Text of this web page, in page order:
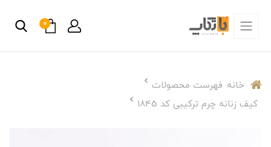
0
خانه فهرست محصولات
کیف زنانه چرم ترکیبی کد 1845